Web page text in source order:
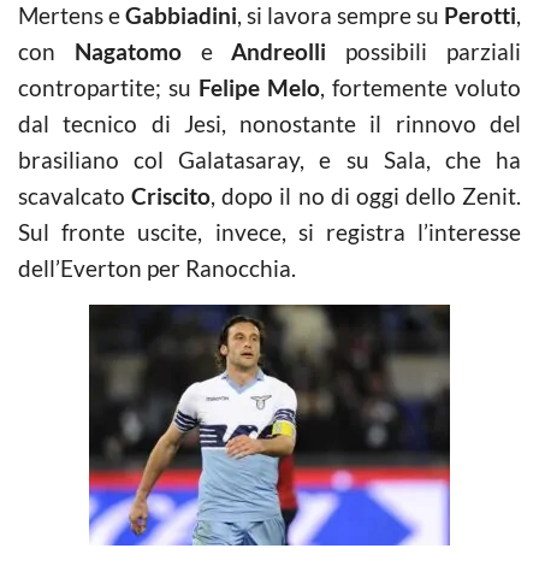
Mertens eGabbiadini, si lavora sempre su Perotti,
con NagatomoeAndreolli possibili parziali
contropartite; su Felipe Melo, fortemente voluto
dal tecnico di Jesi, nonostante il rinnovo del
brasiliano col Galatasaray, e su Sala, che ha
scavalcatoCriscito, dopo il no di oggi dello Zenit.
Sul fronte uscite, invece, si registra l’interesse
dell’Everton per Ranocchia.